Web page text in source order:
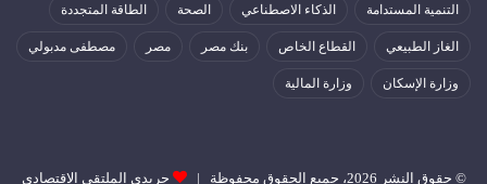
التنمية المستدامة الذكاء الاصطناعي الصحة الطاقة المتجددة
الغاز الطبيعي القطاع الخاص بنك مصر مصر مصطفى مدبولي
وزارة الإسكان وزارة المالية
© حقوق النشر 2026، جميع الحقوق محفوظة | جريدى الملتقي الاقتصادي